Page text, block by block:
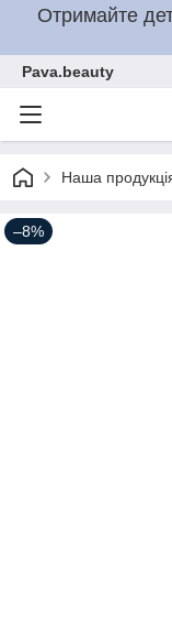
Отримайте
Pava.beauty
Наша
–8%